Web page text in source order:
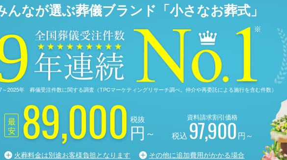
んなが選ぶ葬儀ブランド「小さなお葬式」
～2025年 葬儀受注件数に関する調査（TPCマーケティングリサーチ調べ。仲介や再委託による施行を含む件数）
最
安
89,000円 ～
税抜 資料請求割引価格
税込97,900円～
火葬料金は別途お客様負担となります その他に追加費用がかかる場合